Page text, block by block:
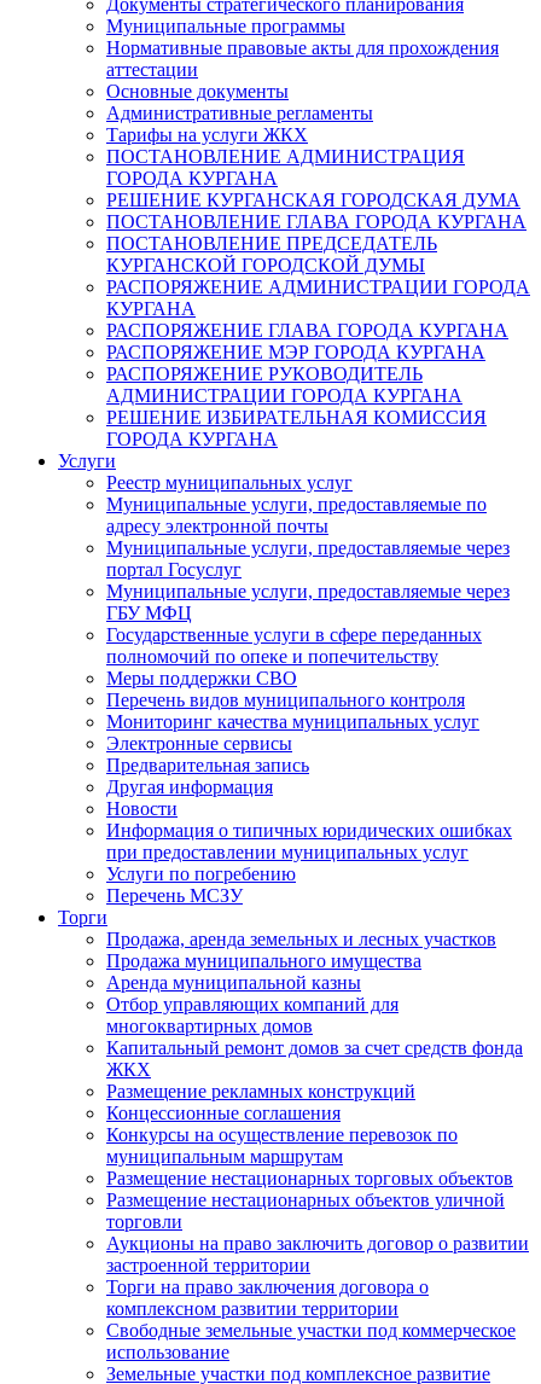
Документы стратегического планирования
Муниципальные программы
Нормативные правовые акты для прохождения
аттестации
Основные документы
Административные регламенты
Тарифы на услуги ЖКХ
ПОСТАНОВЛЕНИЕ АДМИНИСТРАЦИЯ
ГОРОДА КУРГАНА
РЕШЕНИЕ КУРГАНСКАЯ ГОРОДСКАЯ ДУМА
ПОСТАНОВЛЕНИЕ ГЛАВА ГОРОДА КУРГАНА
ПОСТАНОВЛЕНИЕ ПРЕДСЕДАТЕЛЬ
КУРГАНСКОЙ ГОРОДСКОЙ ДУМЫ
РАСПОРЯЖЕНИЕ АДМИНИСТРАЦИИ ГОРОДА
КУРГАНА
РАСПОРЯЖЕНИЕ ГЛАВА ГОРОДА КУРГАНА
РАСПОРЯЖЕНИЕ МЭР ГОРОДА КУРГАНА
РАСПОРЯЖЕНИЕ РУКОВОДИТЕЛЬ
АДМИНИСТРАЦИИ ГОРОДА КУРГАНА
РЕШЕНИЕ ИЗБИРАТЕЛЬНАЯ КОМИССИЯ
ГОРОДА КУРГАНА
Услуги
Реестр муниципальных услуг
Муниципальные услуги, предоставляемые по
адресу электронной почты
Муниципальные услуги, предоставляемые через
портал Госуслуг
Муниципальные услуги, предоставляемые через
ГБУ МФЦ
Государственные услуги в сфере переданных
полномочий по опеке и попечительству
Меры поддержки СВО
Перечень видов муниципального контроля
Мониторинг качества муниципальных услуг
Электронные сервисы
Предварительная запись
Другая информация
Новости
Информация о типичных юридических ошибках
при предоставлении муниципальных услуг
Услуги по погребению
Перечень МСЗУ
Торги
Продажа, аренда земельных и лесных участков
Продажа муниципального имущества
Аренда муниципальной казны
Отбор управляющих компаний для
многоквартирных домов
Капитальный ремонт домов за счет средств фонда
ЖКХ
Размещение рекламных конструкций
Концессионные соглашения
Конкурсы на осуществление перевозок по
муниципальным маршрутам
Размещение нестационарных торговых объектов
Размещение нестационарных объектов уличной
торговли
Аукционы на право заключить договор о развитии
застроенной территории
Торги на право заключения договора о
комплексном развитии территории
Свободные земельные участки под коммерческое
использование
Земельные участки под комплексное развитие